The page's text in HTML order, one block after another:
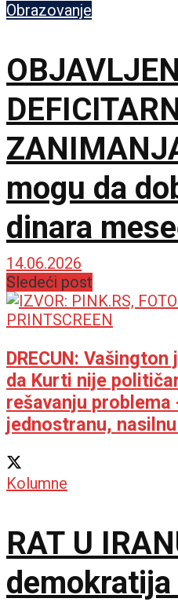
Obrazovanje
mogu da
dinara
14.06.2026
Sledeći post
DRECUN:
da Kurti nije
rešavanju problema
jednostranu,
Kolumne
RAT U